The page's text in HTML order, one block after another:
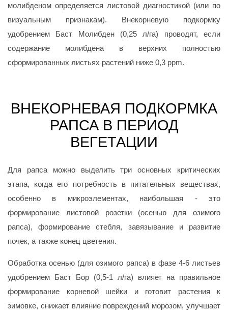
молибденом определяется листовой диагностикой (или по
визуальным признакам). Внекорневую подкормку
удобрением Баст Молибден(0,25 л/га) проводят, если
содержание молибдена в верхних полностью
сформированных листьях растений ниже 0,3 ррm.
ВНЕКОРНЕВАЯ ПОДКОРМКА
РАПСА В ПЕРИОД
ВЕГЕТАЦИИ
Для рапса можно выделить три основных критических
этапа, когда его потребность в питательных веществах,
особенно в микроэлементах, наибольшая - это
формирование листовой розетки (осенью для озимого
рапса), формирование стебля, завязывание и развитие
почек, а также конец цветения.
Обработка осенью (для озимого рапса) в фазе 4-6 листьев
удобрением Баст Бор (0,5-1 л/га) влияет на правильное
формирование корневой шейки и готовит растения к
зимовке, снижает влияние повреждений морозом, улучшает